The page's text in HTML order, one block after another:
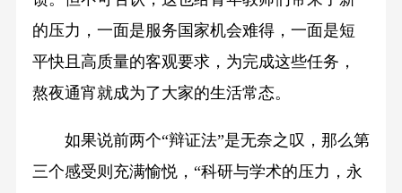
的压力，一面是服务国家机会难得，一面是短
平快且高质量的客观要求，为完成这些任务，
熬夜通宵就成为了大家的生活常态。
如果说前两个“辩证法”是无奈之叹，那么第
三个感受则充满愉悦，“科研与学术的压力，永